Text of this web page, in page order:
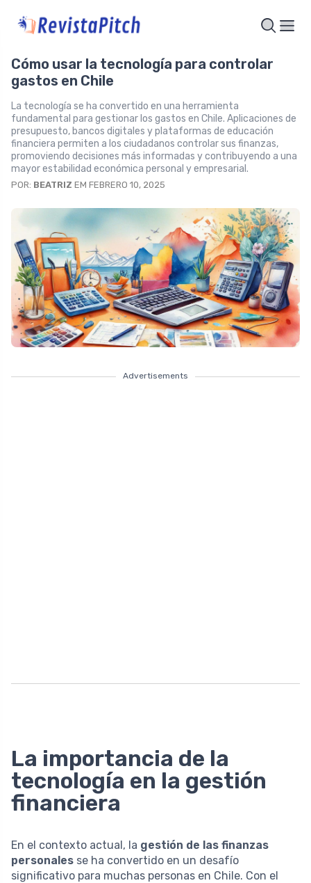
Cómo usar la tecnología para controlar
gastos en Chile
La tecnología se ha convertido en una herramienta
fundamental para gestionar los gastos en Chile. Aplicaciones de
presupuesto, bancos digitales y plataformas de educación
financiera permiten a los ciudadanos controlar sus finanzas,
promoviendo decisiones más informadas y contribuyendo a una
mayor estabilidad económica personal y empresarial.
POR: BEATRIZ EM FEBRERO 10, 2025
Advertisements
La importancia de la
tecnología en la gestión
financiera
En el contexto actual, la gestión de las finanzas
personales se ha convertido en un desafío
significativo para muchas personas en Chile. Con el